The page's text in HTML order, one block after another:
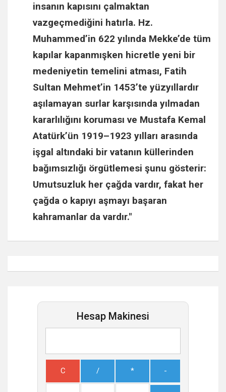
insanın kapısını çalmaktan
vazgeçmediğini hatırla. Hz.
Muhammed’in 622 yılında Mekke’de tüm
kapılar kapanmışken hicretle yeni bir
medeniyetin temelini atması, Fatih
Sultan Mehmet’in 1453’te yüzyıllardır
aşılamayan surlar karşısında yılmadan
kararlılığını koruması ve Mustafa Kemal
Atatürk’ün 1919–1923 yılları arasında
işgal altındaki bir vatanın küllerinden
bağımsızlığı örgütlemesi şunu gösterir:
Umutsuzluk her çağda vardır, fakat her
çağda o kapıyı aşmayı başaran
kahramanlar da vardır."
Hesap Makinesi
C / * -